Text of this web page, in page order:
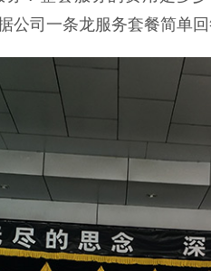
公司一条龙服务套餐简单回